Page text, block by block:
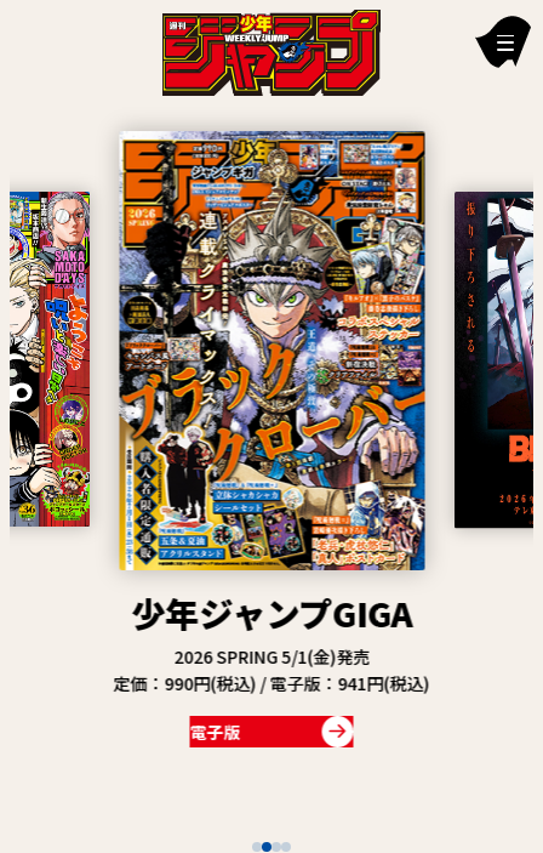
新刊情報
編集部からのお知らせ
お知らせ
連載作品
雑誌
定期購読
イチオシ情報
漫画賞
関連情報
関連リンク
TVアニメ『BLEACH 千年
血戦篇-禍進譚-』
2026年7月25日(土)23:00よりテレ東系列ほかにて放